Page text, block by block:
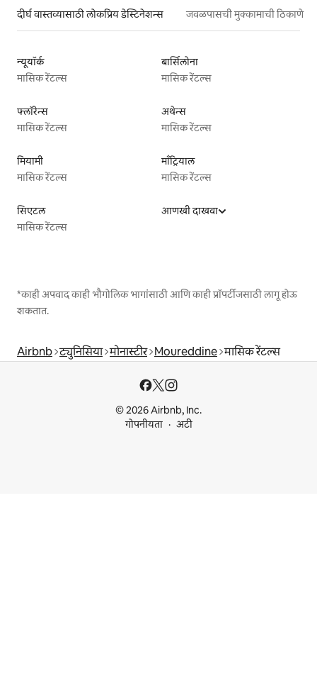
दीर्घ वास्तव्यासाठी लोकप्रिय डेस्टिनेशन्स जवळपासची मुक्कामाची ठिकाणे
न्यूयॉर्क
मासिक रेंटल्स
बार्सिलोना
मासिक रेंटल्स
फ्लॉरेन्स
मासिक रेंटल्स
अथेन्स
मासिक रेंटल्स
मियामी
मासिक रेंटल्स
माँट्रियाल
मासिक रेंटल्स
सिएटल
मासिक रेंटल्स
आणखी दाखवा
*काही अपवाद काही भौगोलिक भागांसाठी आणि काही प्रॉपर्टीजसाठी लागू होऊ
शकतात.
Airbnb ट्युनिसिया मोनास्टीर Moureddine मासिक रेंटल्स
© 2026 Airbnb, Inc.
गोपनीयता
अटी